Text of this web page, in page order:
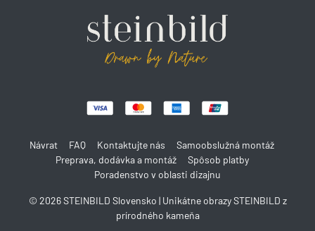
© 2026 STEINBILD Slovensko | Unikátne obrazy STEINBILD z
prírodného kameňa
Návrat FAQ Kontaktujte nás
Samoobslužná montáž
Preprava, dodávka a montáž
Spôsob platby
Poradenstvo v oblasti dizajnu